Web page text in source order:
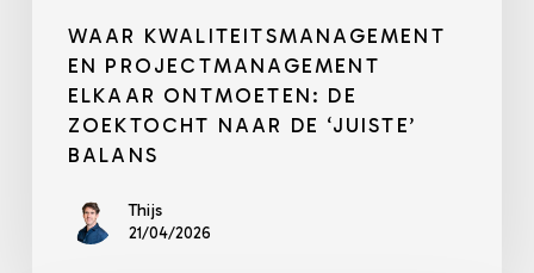
WAAR KWALITEITSMANAGEMENT
EN PROJECTMANAGEMENT
ELKAAR ONTMOETEN: DE
ZOEKTOCHT NAAR DE ‘JUISTE’
BALANS
Thijs
21/04/2026